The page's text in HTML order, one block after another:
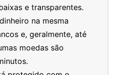
e transparentes.
na mesma
e, geralmente, até
moedas são